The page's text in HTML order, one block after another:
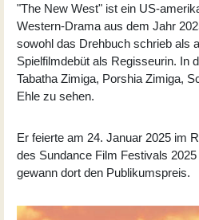
"The New West" ist ein US-
Western-Drama aus dem Jahr
sowohl das Drehbuch schrieb als
Spielfilmdebüt als Regisseurin. In
Tabatha Zimiga, Porshia Zimiga,
Ehle zu sehen.
Er feierte am 24. Januar 2025 im
des Sundance Film Festivals
gewann dort den Publikumspreis.